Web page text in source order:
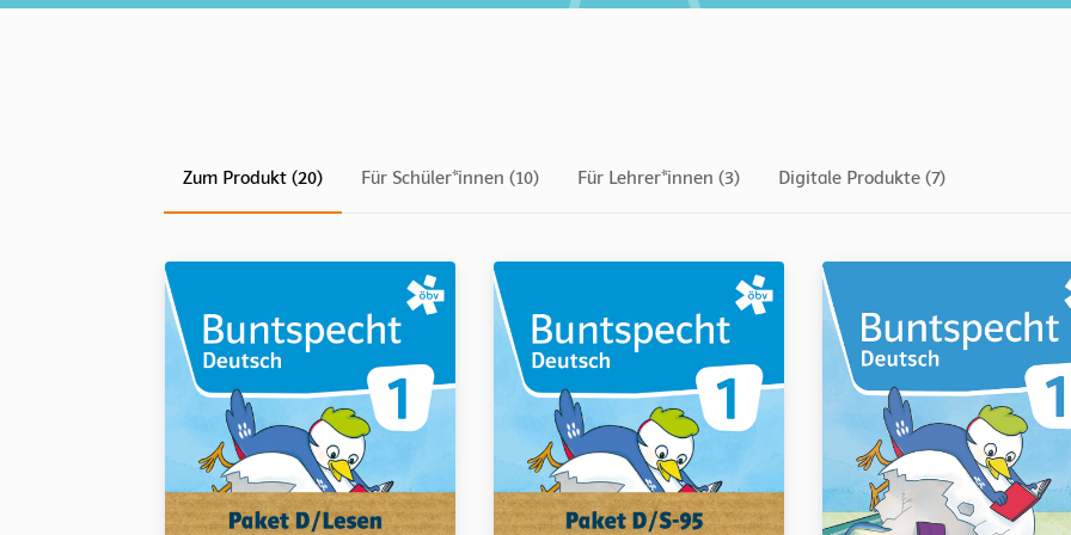
Zum Produkt (20) Für Schüler*innen (10) Für Lehrer*innen (3) Digitale Produkte (7)